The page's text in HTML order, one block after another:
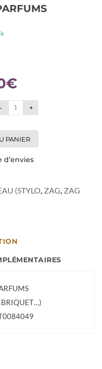
€
PANIER
d’envies
(STYLO, ZAG, ZAG
BRIQUET…)